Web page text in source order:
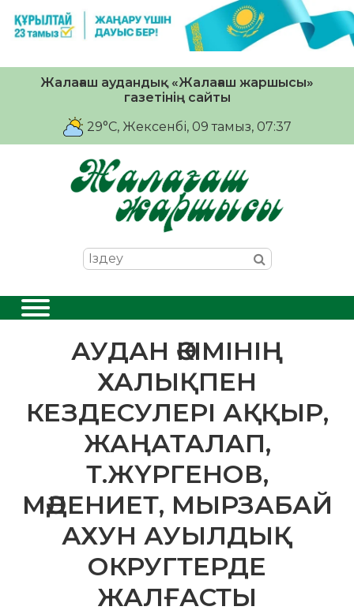
Жалағаш аудандық «Жалағаш жаршысы»
газетінің сайты
29°C, Жексенбі, 09 тамыз, 07:37
АУДАН ӘКІМІНІҢ
ХАЛЫҚПЕН
КЕЗДЕСУЛЕРІ АҚҚЫР,
ЖАҢАТАЛАП,
Т.ЖҮРГЕНОВ,
МӘДЕНИЕТ, МЫРЗАБАЙ
АХУН АУЫЛДЫҚ
ОКРУГТЕРДЕ
ЖАЛҒАСТЫ